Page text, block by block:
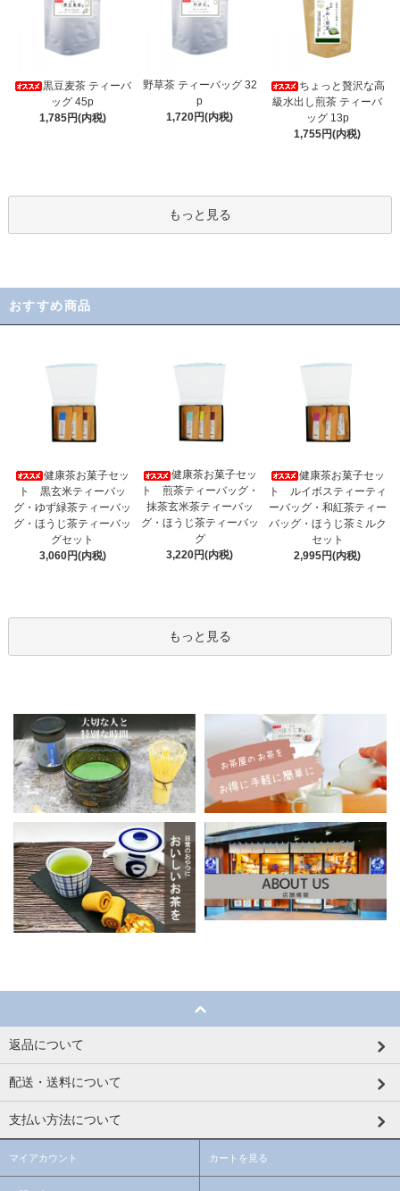
黒豆麦茶 ティーバ
ッグ 45p
1,785円(内税)
野草茶 ティーバッグ 32
p
1,720円(内税)
ちょっと贅沢な高
級水出し煎茶 ティーバ
ッグ 13p
1,755円(内税)
もっと見る
おすすめ商品
健康茶お菓子セッ
ト 黒玄米ティーバッ
グ・ゆず緑茶ティーバッ
グ・ほうじ茶ティーバッ
グセット
3,060円(内税)
健康茶お菓子セッ
ト 煎茶ティーバッグ・
抹茶玄米茶ティーバッ
グ・ほうじ茶ティーバッ
グ
3,220円(内税)
健康茶お菓子セッ
ト ルイボスティーティ
ーバッグ・和紅茶ティー
バッグ・ほうじ茶ミルク
セット
2,995円(内税)
もっと見る
返品について
配送・送料について
支払い方法について
マイアカウント カートを見る